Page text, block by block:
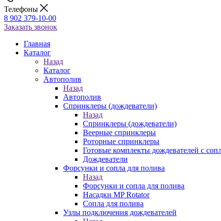
Телефоны
8 902 379-10-00
Заказать звонок
Главная
Каталог
Назад
Каталог
Автополив
Назад
Автополив
Спринклеры (дождеватели)
Назад
Спринклеры (дождеватели)
Веерные спринклеры
Роторные спринклеры
Готовые комплекты дождевателей с
Дождеватели
Форсунки и сопла для полива
Назад
Форсунки и сопла для полива
Насадки MP Rotator
Сопла для полива
Узлы подключения дождевателей